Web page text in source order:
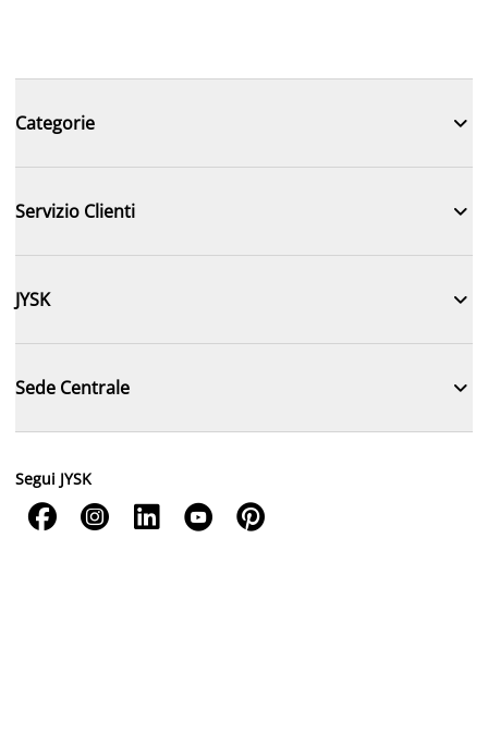
Categorie 
Servizio Clienti 
JYSK 
Sede Centrale 
Segui JYSK
    